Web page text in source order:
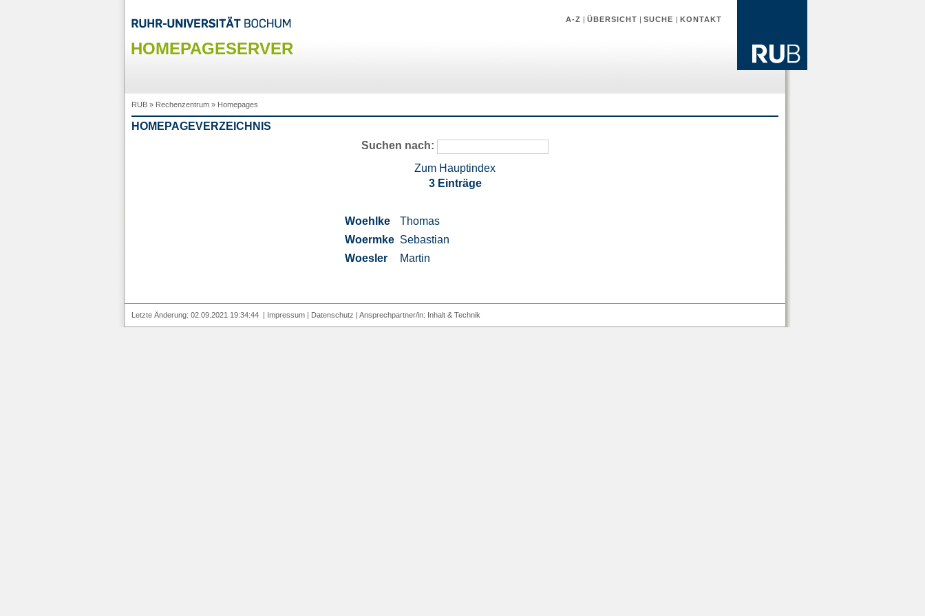
A-Z |ÜBERSICHT |SUCHE |KONTAKT
HOMEPAGESERVER
RUB» Rechenzentrum» Homepages
HOMEPAGEVERZEICHNIS
Suchen nach:
Zum Hauptindex
3 Einträge
Woehlke
Thomas
Woermke Sebastian
Woesler
Martin
Letzte Änderung: 02.09.2021 19:34:44 | Impressum| Datenschutz | Ansprechpartner/in: Inhalt& Technik